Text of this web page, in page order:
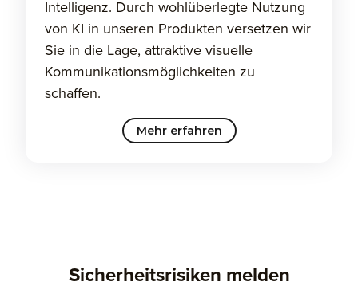
Intelligenz. Durch wohlüberlegte Nutzung
von KI in unseren Produkten versetzen wir
Sie in die Lage, attraktive visuelle
Kommunikationsmöglichkeiten zu
schaffen.
Mehr erfahren
Sicherheitsrisiken melden